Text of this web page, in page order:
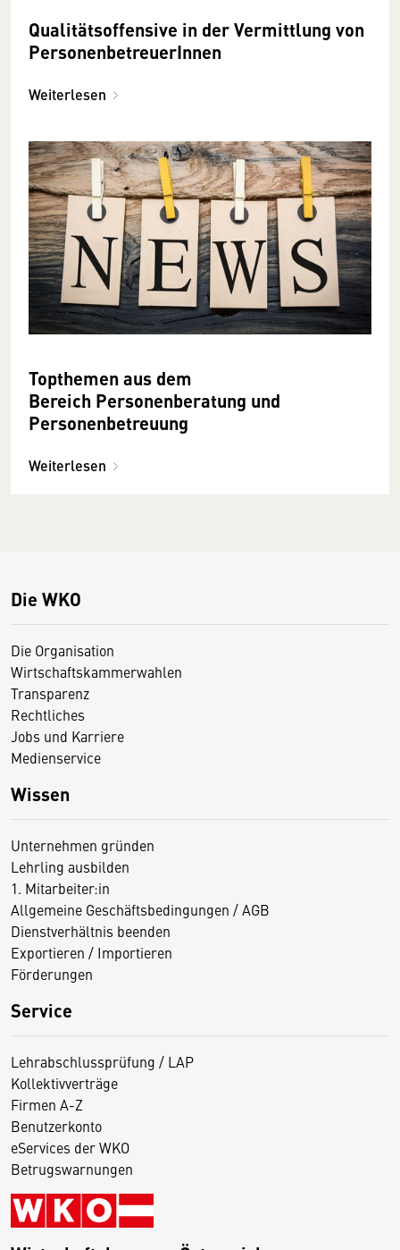
Qualitätsoffensive in der Vermittlung von
PersonenbetreuerInnen
Weiterlesen
Topthemen aus dem
Bereich Personenberatung und
Personenbetreuung
Weiterlesen
Die WKO
Die Organisation
Wirtschaftskammerwahlen
Transparenz
Rechtliches
Jobs und Karriere
Medienservice
Wissen
Unternehmen gründen
Lehrling ausbilden
1. Mitarbeiter:in
Allgemeine Geschäftsbedingungen / AGB
Dienstverhältnis beenden
Exportieren / Importieren
Förderungen
Service
Lehrabschlussprüfung / LAP
Kollektivverträge
Firmen A-Z
Benutzerkonto
eServices der WKO
Betrugswarnungen